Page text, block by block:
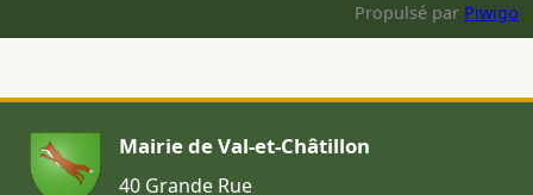
Propulsé par Piwigo
Mairie de Val-et-Châtillon
40 Grande Rue